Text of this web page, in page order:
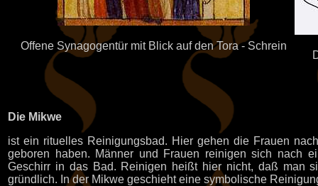
Offene Synagogentür mit Blick auf den Tora - Schrein
Die Mikwe
ist ein rituelles Reinigungsbad. Hier gehen die Frauen
geboren haben. Männer und Frauen reinigen sich nach
Geschirr in das Bad. Reinigen heißt hier nicht, daß man
gründlich. In der Mikwe geschieht eine symbolische